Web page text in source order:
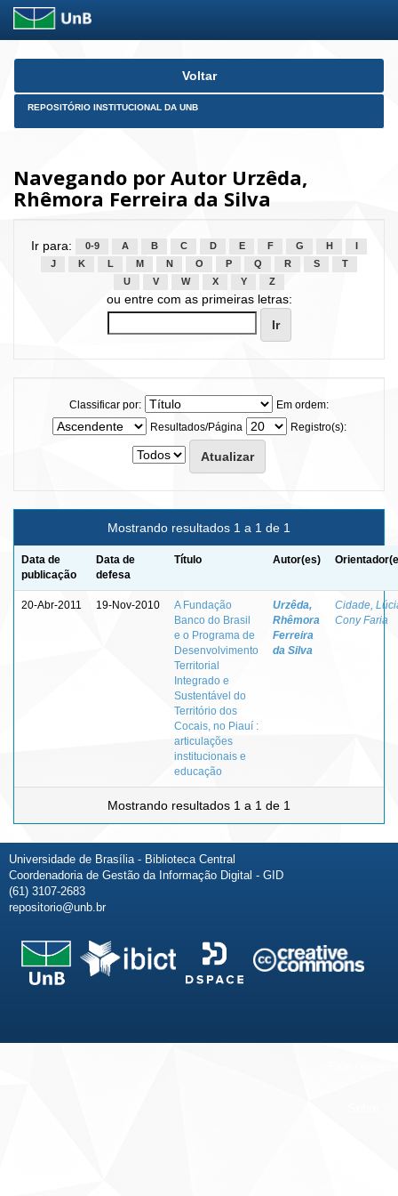
Skip
Voltar
REPOSITÓRIO INSTITUCIONAL DA UNB
Navegando por Autor Urzêda,
Rhêmora Ferreira da Silva
Ir para: 0-9 A B C D E F G H
J
K L M N O P Q R S
T
U
V W X Y Z
ou entre com as primeiras letras:
Classificar por:
Em ordem:
Resultados/Página
Registro(s):
Mostrando resultados 1 a 1 de 1
Data de
publicação
Data de
defesa
Título Autor(es)
20-Abr-2011 19-Nov-2010
A Fundação
Banco do Brasil
e o Programa de
Desenvolvimento
Territorial
Integrado e
Sustentável do
Território dos
Cocais, no Piauí :
articulações
institucionais e
educação
Urzêda,
Rhêmora
Ferreira
da Silva
Cidade,
Cony Faria
Mostrando resultados 1 a 1 de 1
Universidade de Brasília - Biblioteca Central
Coordenadoria de Gestão da Informação Digital - GID
(61) 3107-2683
repositorio@unb.br